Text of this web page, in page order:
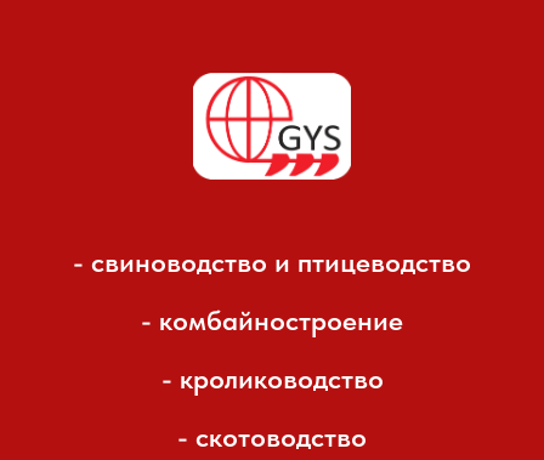
- свиноводство и птицеводство
- комбайностроение
- кролиководство
- скотоводство